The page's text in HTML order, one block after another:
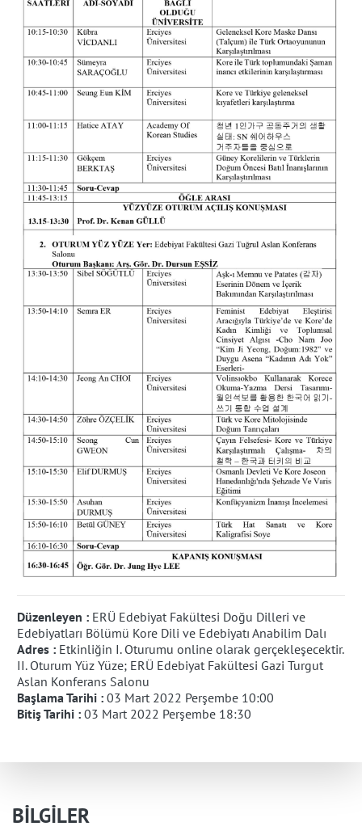
Düzenleyen : ERÜ Edebiyat Fakültesi Doğu Dilleri ve
Edebiyatları Bölümü Kore Dili ve Edebiyatı Anabilim Dalı
Adres : Etkinliğin I. Oturumu online olarak gerçekleşecektir.
II. Oturum Yüz Yüze; ERÜ Edebiyat Fakültesi Gazi Turgut
Aslan Konferans Salonu
Başlama Tarihi : 03 Mart 2022 Perşembe 10:00
Bitiş Tarihi : 03 Mart 2022 Perşembe 18:30
BİLGİLER